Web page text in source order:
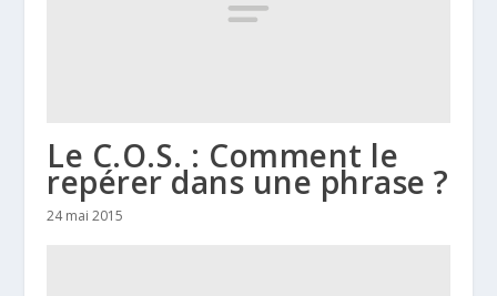
Le C.O.S. : Comment le
repérer dans une phrase ?
24 mai 2015